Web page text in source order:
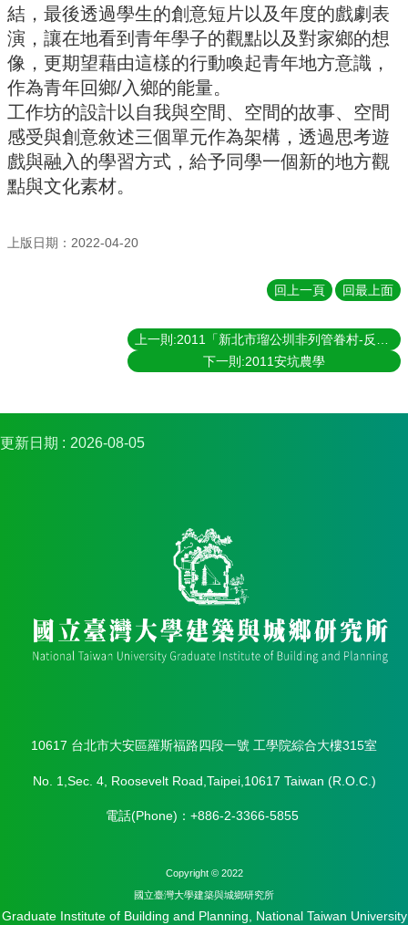
專
區
所
務
基
金
捐
款
相
源
大
鄉
講
座
大
鄉
障
結，最後透過學生的創意短片以及年度的戲劇表
演，讓在地看到青年學子的觀點以及對家鄉的想
像，更期望藉由這樣的行動喚起青年地方意識，
作為青年回鄉/入鄉的能量。
工作坊的設計以自我與空間、空間的故事、空間
感受與創意敘述三個單元作為架構，透過思考遊
戲與融入的學習方式，給予同學一個新的地方觀
點與文化素材。
上版日期：2022-04-20
回上一頁 回最上面
下一則:2011安坑農學
更新日期 2026-08-05
10617 台北市大安區羅斯福路四段一號 工學院綜合大樓315室
No. 1,Sec. 4, Roosevelt Road,Taipei,10617 Taiwan (R.O.C.)
電話(Phone)：+886-2-3366-5855
Copyright © 2022
國立臺灣⼤學建築與城鄉研究所
Graduate Institute of Building and Planning, National Taiwan University